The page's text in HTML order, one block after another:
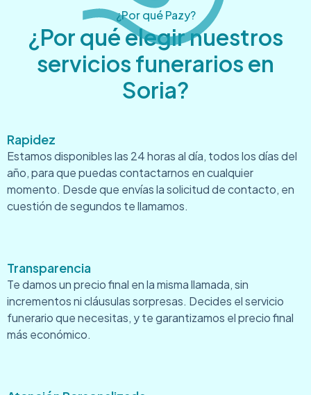
¿Por qué Pazy?
¿Por qué elegir nuestros
servicios funerarios en
Soria?
Rapidez
Estamos disponibles las 24 horas al día, todos los días del
año, para que puedas contactarnos en cualquier
momento. Desde que envías la solicitud de contacto, en
cuestión de segundos te llamamos.
Transparencia
Te damos un precio final en la misma llamada, sin
incrementos ni cláusulas sorpresas. Decides el servicio
funerario que necesitas, y te garantizamos el precio final
más económico.